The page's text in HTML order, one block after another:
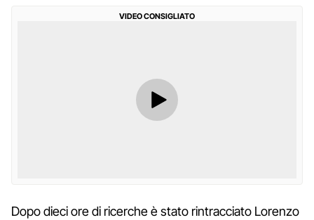
VIDEO CONSIGLIATO
Dopo dieci ore di ricerche è stato rintracciato Lorenzo